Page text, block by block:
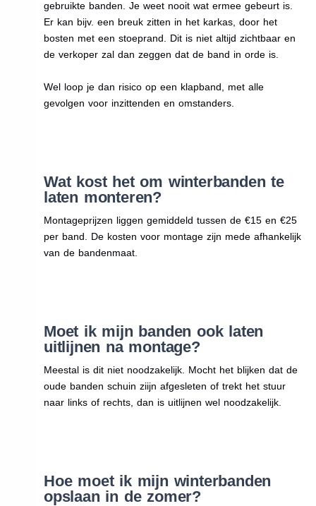
gebruikte banden. Je weet nooit wat ermee gebeurt is.
Er kan bijv. een breuk zitten in het karkas, door het
bosten met een stoeprand. Dit is niet altijd zichtbaar en
de verkoper zal dan zeggen dat de band in orde is.
Wel loop je dan risico op een klapband, met alle
gevolgen voor inzittenden en omstanders.
Wat kost het om winterbanden te
laten monteren?
Montageprijzen liggen gemiddeld tussen de €15 en €25
per band. De kosten voor montage zijn mede afhankelijk
van de bandenmaat.
Moet ik mijn banden ook laten
uitlijnen na montage?
Meestal is dit niet noodzakelijk. Mocht het blijken dat de
oude banden schuin ziijn afgesleten of trekt het stuur
naar links of rechts, dan is uitlijnen wel noodzakelijk.
Hoe moet ik mijn winterbanden
opslaan in de zomer?